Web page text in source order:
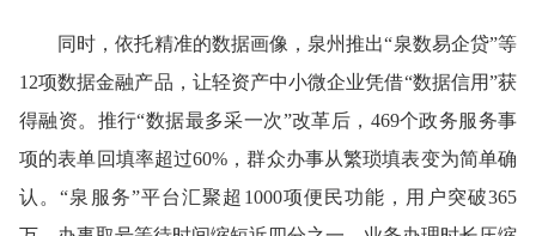
同时，依托精准的数据画像，泉州推出“泉数易企贷”等
12项数据金融产品，让轻资产中小微企业凭借“数据信用”获
得融资。推行“数据最多采一次”改革后，469个政务服务事
项的表单回填率超过60%，群众办事从繁琐填表变为简单确
认。“泉服务”平台汇聚超1000项便民功能，用户突破365